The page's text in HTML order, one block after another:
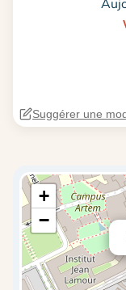
Suggérer une
+
−